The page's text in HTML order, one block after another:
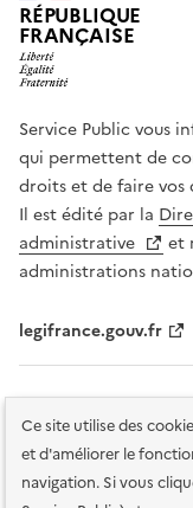
Ce site utilise des
et d'améliorer le
navigation. Si vous
RÉPUBLIQUE
FRANÇAISE
Service Public vous
qui permettent de
droits et de faire vos
Il est édité par la
administrative
et
administrations
legifrance.gouv.fr